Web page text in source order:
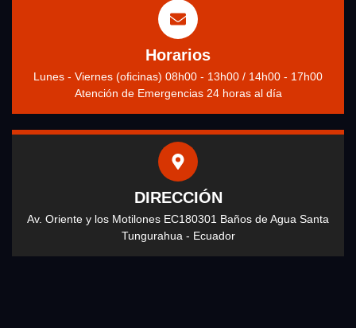
Horarios
Lunes - Viernes (oficinas) 08h00 - 13h00 / 14h00 - 17h00
Atención de Emergencias 24 horas al día
DIRECCIÓN
Av. Oriente y los Motilones EC180301 Baños de Agua Santa
Tungurahua - Ecuador